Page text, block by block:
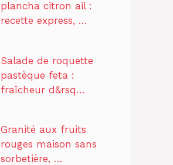
plancha citron ail :
recette express, …
Salade de roquette
pastèque feta :
fraîcheur d&rsq…
Granité aux fruits
rouges maison sans
sorbetière, …